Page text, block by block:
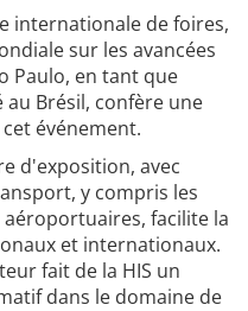
internationale de foires,
sur les avancées
Paulo, en tant que
Brésil, confère une
événement.
d'exposition, avec
y compris les
facilite la
et internationaux.
fait de la HIS un
dans le domaine de